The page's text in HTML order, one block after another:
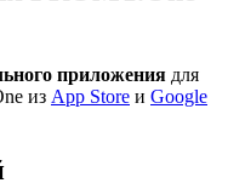
приложения для
из App Store и Google